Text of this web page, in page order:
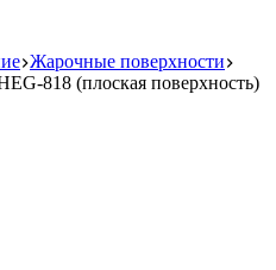
Жарочные поверхности
818 (плоская поверхность)